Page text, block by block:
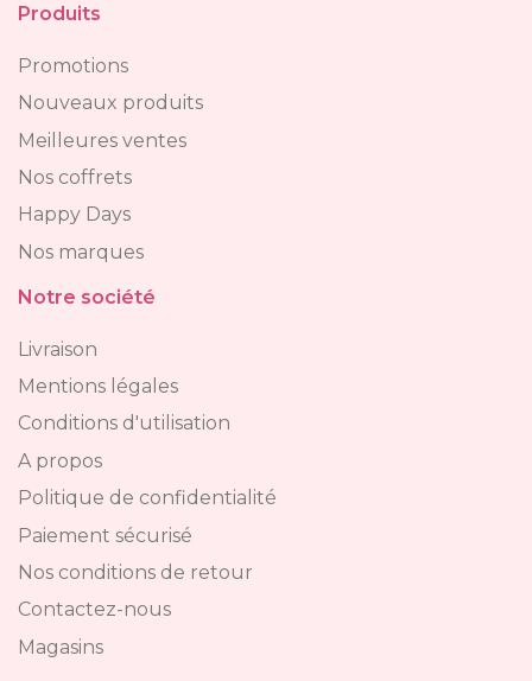
Produits
Promotions
Nouveaux produits
Meilleures ventes
Nos coffrets
Happy Days
Nos marques
Notre société
Livraison
Mentions légales
Conditions d'utilisation
A propos
Politique de confidentialité
Paiement sécurisé
Nos conditions de retour
Contactez-nous
Magasins